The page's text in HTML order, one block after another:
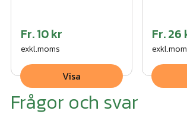
Fr.10 kr
exkl.moms
Visa
Fr.26
Frågor och svar